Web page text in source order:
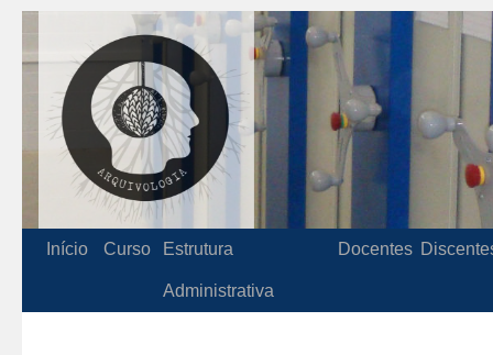
Início Curso Estrutura
Administrativa
Docentes